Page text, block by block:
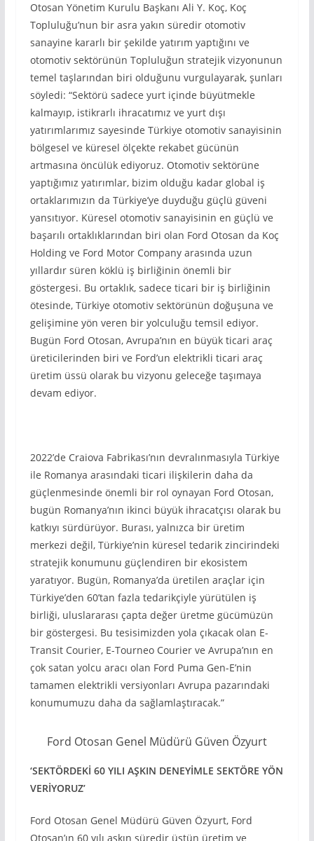
Otosan Yönetim Kurulu Başkanı Ali Y. Koç, Koç
Topluluğu’nun bir asra yakın süredir otomotiv
sanayine kararlı bir şekilde yatırım yaptığını ve
otomotiv sektörünün Topluluğun stratejik vizyonunun
temel taşlarından biri olduğunu vurgulayarak, şunları
söyledi: “Sektörü sadece yurt içinde büyütmekle
kalmayıp, istikrarlı ihracatımız ve yurt dışı
yatırımlarımız sayesinde Türkiye otomotiv sanayisinin
bölgesel ve küresel ölçekte rekabet gücünün
artmasına öncülük ediyoruz. Otomotiv sektörüne
yaptığımız yatırımlar, bizim olduğu kadar global iş
ortaklarımızın da Türkiye’ye duyduğu güçlü güveni
yansıtıyor. Küresel otomotiv sanayisinin en güçlü ve
başarılı ortaklıklarından biri olan Ford Otosan da Koç
Holding ve Ford Motor Company arasında uzun
yıllardır süren köklü iş birliğinin önemli bir
göstergesi. Bu ortaklık, sadece ticari bir iş birliğinin
ötesinde, Türkiye otomotiv sektörünün doğuşuna ve
gelişimine yön veren bir yolculuğu temsil ediyor.
Bugün Ford Otosan, Avrupa’nın en büyük ticari araç
üreticilerinden biri ve Ford’un elektrikli ticari araç
üretim üssü olarak bu vizyonu geleceğe taşımaya
devam ediyor.
2022’de Craiova Fabrikası’nın devralınmasıyla Türkiye
ile Romanya arasındaki ticari ilişkilerin daha da
güçlenmesinde önemli bir rol oynayan Ford Otosan,
bugün Romanya’nın ikinci büyük ihracatçısı olarak bu
katkıyı sürdürüyor. Burası, yalnızca bir üretim
merkezi değil, Türkiye’nin küresel tedarik zincirindeki
stratejik konumunu güçlendiren bir ekosistem
yaratıyor. Bugün, Romanya’da üretilen araçlar için
Türkiye’den 60’tan fazla tedarikçiyle yürütülen iş
birliği, uluslararası çapta değer üretme gücümüzün
bir göstergesi. Bu tesisimizden yola çıkacak olan E-
Transit Courier, E-Tourneo Courier ve Avrupa’nın en
çok satan yolcu aracı olan Ford Puma Gen-E’nin
tamamen elektrikli versiyonları Avrupa pazarındaki
konumumuzu daha da sağlamlaştıracak.”
Ford Otosan Genel Müdürü Güven Özyurt
‘SEKTÖRDEKİ 60 YILI AŞKIN DENEYİMLE SEKTÖRE YÖN
VERİYORUZ’
Ford Otosan Genel Müdürü Güven Özyurt, Ford
Otosan’ın 60 yılı aşkın süredir üstün üretim ve